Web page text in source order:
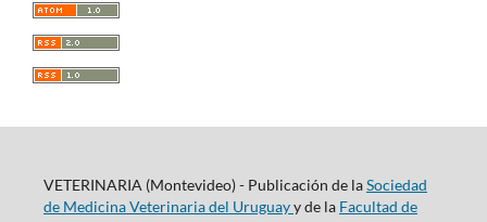
VETERINARIA (Montevideo) - Publicación de laSociedad
de Medicina Veterinaria del Uruguayy de la Facultad de